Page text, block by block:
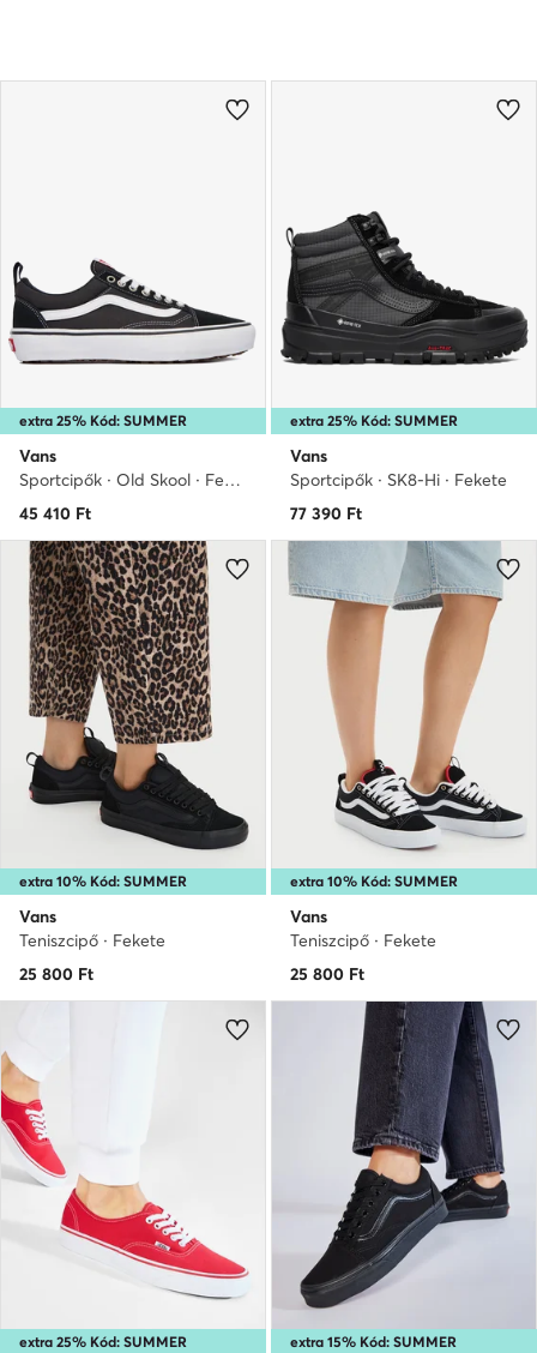
extra 25% Kód: SUMMER
Vans
Sportcipők · Old Skool · Fekete
45 410 Ft
extra 25% Kód: SUMMER
Vans
Sportcipők · SK8-Hi · Fekete
77 390 Ft
extra 10% Kód: SUMMER
Vans
Teniszcipő · Fekete
25 800 Ft
extra 10% Kód: SUMMER
Vans
Teniszcipő · Fekete
25 800 Ft
extra 25% Kód: SUMMER extra 15% Kód: SUMMER